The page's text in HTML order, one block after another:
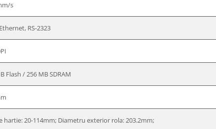
s
RS-2323
Flash / 256 MB SDRAM
hartie: 20-114mm; Diametru exterior rola: 203.2mm;